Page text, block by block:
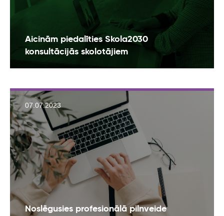
Aicinām piedalīties Skola2030
konsultācijās skolotājiem
07.07.2023
Noslēgusies profesionālā pilnveide